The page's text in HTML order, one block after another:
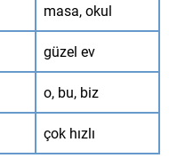
masa, okul
güzel ev
o, bu, biz
çok hızlı